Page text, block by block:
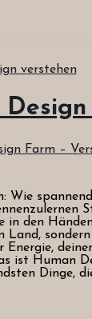
Farm –
Wie
in den
Land,
Energie,
ist Human
Dinge,